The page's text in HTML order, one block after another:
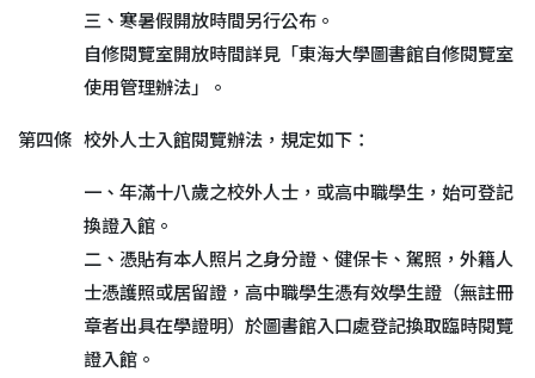
三、寒暑假開放時間另行公布。
自修閱覽室開放時間詳見「東海大學圖書館自修閱覽室
使用管理辦法」。
第四條 校外人士入館閱覽辦法，規定如下：
一、年滿十八歲之校外人士，或高中職學生，始可登記
換證入館。
二、憑貼有本人照片之身分證、健保卡、駕照，外籍人
士憑護照或居留證，高中職學生憑有效學生證（無註冊
章者出具在學證明）於圖書館入口處登記換取臨時閱覽
證入館。